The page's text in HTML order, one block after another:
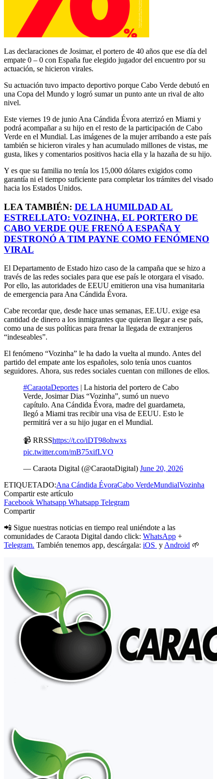
Las declaraciones de Josimar, el portero de 40 años que ese día del
empate 0 – 0 con España fue elegido jugador del encuentro por su
actuación, se hicieron virales.
Su actuación tuvo impacto deportivo porque Cabo Verde debutó en
una Copa del Mundo y logró sumar un punto ante un rival de alto
nivel.
Este viernes 19 de junio Ana Cándida Évora aterrizó en Miami y
podrá acompañar a su hijo en el resto de la participación de Cabo
Verde en el Mundial. Las imágenes de la mujer arribando a este país
también se hicieron virales y han acumulado millones de vistas, me
gusta, likes y comentarios positivos hacia ella y la hazaña de su hijo.
Y es que su familia no tenía los 15,000 dólares exigidos como
garantía ni el tiempo suficiente para completar los trámites del visado
hacia los Estados Unidos.
LEA TAMBIÉN: DE LA HUMILDAD AL
ESTRELLATO: VOZINHA, EL PORTERO DE
CABO VERDE QUE FRENÓ A ESPAÑA Y
DESTRONÓ A TIM PAYNE COMO FENÓMENO
VIRAL
El Departamento de Estado hizo caso de la campaña que se hizo a
través de las redes sociales para que ese país le otorgara el visado.
Por ello, las autoridades de EEUU emitieron una visa humanitaria
de emergencia para Ana Cándida Évora.
Cabe recordar que, desde hace unas semanas, EE.UU. exige esa
cantidad de dinero a los inmigrantes que quieran llegar a ese país,
como una de sus políticas para frenar la llegada de extranjeros
“indeseables”.
El fenómeno “Vozinha” le ha dado la vuelta al mundo. Antes del
partido del empate ante los españoles, solo tenía unos cuantos
seguidores. Ahora, sus redes sociales cuentan con millones de ellos.
#CaraotaDeportes | La historia del portero de Cabo
Verde, Josimar Dias “Vozinha”, sumó un nuevo
capítulo. Ana Cándida Évora, madre del guardameta,
llegó a Miami tras recibir una visa de EEUU. Esto le
permitirá ver a su hijo jugar en el Mundial.
📹 RRSShttps://t.co/iDT98ohwxs
pic.twitter.com/mB75xifLVO
— Caraota Digital (@CaraotaDigital) June 20, 2026
ETIQUETADO:Ana Cándida ÉvoraCabo VerdeMundialVozinha
Compartir este artículo
Facebook Whatsapp Whatsapp Telegram
Compartir
📲 Sigue nuestras noticias en tiempo real uniéndote a las
comunidades de Caraota Digital dando click: WhatsApp +
Telegram. También tenemos app, descárgala: iOS y Android 🌱